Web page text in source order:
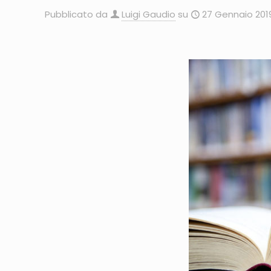
Pubblicato da Luigi Gaudio su 27 Gennaio